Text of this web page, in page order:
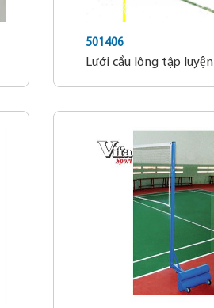
501406
Lưới cầu lông tập luyện